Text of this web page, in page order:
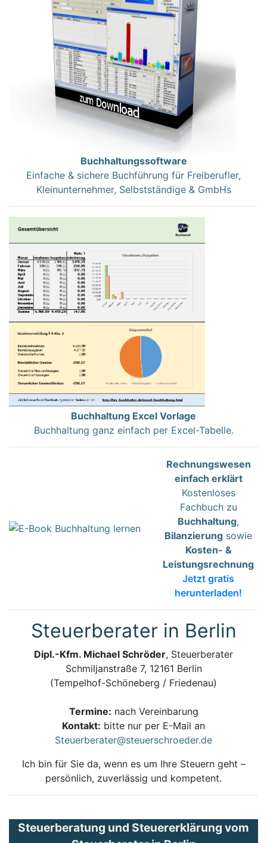
Buchhaltungssoftware
Einfache & sichere Buchführung für Freiberufler,
Kleinunternehmer, Selbstständige & GmbHs
Buchhaltung Excel Vorlage
Buchhaltung ganz einfach per Excel-Tabelle.
Rechnungswesen
einfach erklärt
Kostenloses
Fachbuch zu
Buchhaltung,
Bilanzierung sowie
Kosten- &
Leistungsrechnung
Jetzt gratis
herunterladen!
Steuerberater in Berlin
Dipl.-Kfm. Michael Schröder, Steuerberater
Schmiljanstraße 7, 12161 Berlin
(Tempelhof-Schöneberg / Friedenau)
Termine: nach Vereinbarung
Kontakt: bitte nur per E-Mail an
Steuerberater@steuerschroeder.de
Ich bin für Sie da, wenn es um Ihre Steuern geht –
persönlich, zuverlässig und kompetent.
Steuerberatung und Steuererklärung vom